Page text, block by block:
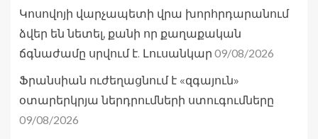
Կոսովոյի վարչապետի վրա խորհրդարանում
ձվեր են նետել, քանի որ քաղաքական
ճգնաժամը սրվում է. Լուսանկար 09/08/2026
Ֆրանսիան ուժեղացնում է «զգայուն»
օտարերկրյա ներդրումների ստուգումները
09/08/2026